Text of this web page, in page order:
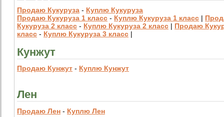
Продаю Кукуруза - Куплю Кукуруза
Продаю Кукуруза 1 класс - Куплю Кукуруза 1 класс |
Кукуруза 2 класс - Куплю Кукуруза 2 класс | Продаю
класс - Куплю Кукуруза 3 класс |
Кунжут
Продаю Кунжут - Куплю Кунжут
Лен
Продаю Лен - Куплю Лен